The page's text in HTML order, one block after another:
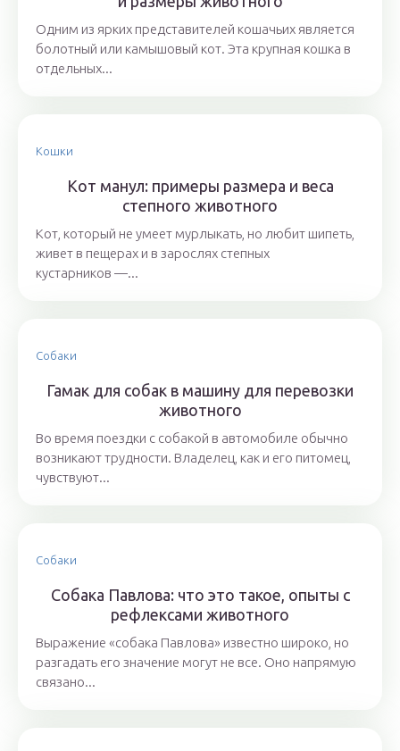
Одним из ярких представителей кошачьих является
болотный или камышовый кот. Эта крупная кошка в
отдельных...
Кошки
Кот манул: примеры размера и веса
степного животного
Кот, который не умеет мурлыкать, но любит шипеть,
живет в пещерах и в зарослях степных
кустарников —...
Собаки
Гамак для собак в машину для перевозки
животного
Во время поездки с собакой в автомобиле обычно
возникают трудности. Владелец, как и его питомец,
чувствуют...
Собаки
Собака Павлова: что это такое, опыты с
рефлексами животного
Выражение «собака Павлова» известно широко, но
разгадать его значение могут не все. Оно напрямую
связано...